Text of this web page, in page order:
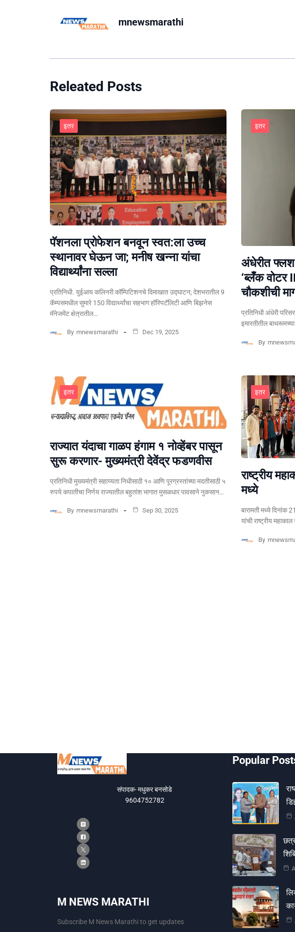
mnewsmarathi
Releated Posts
इतर
पॅशनला प्रोफेशन बनवून स्वत:ला उच्च
स्थानावर घेऊन जा; मनीष खन्ना यांचा
विद्यार्थ्यांना सल्ला
प्रतिनिधी. युईआय कलिनरी कॉम्पिटिशनचे दिमाखात उद्घाटन; देशभरातील 9
कॅम्पसमधील सुमारे 150 विद्यार्थ्यांचा सहभाग हॉस्पिटॅलिटी आणि बिझनेस
मॅनेजमेंट क्षेत्रातील…
By mnewsmarathi Dec 19, 2025
इतर
अंधेरीत
‘ब्लँक वोटर
चौकशीची
प्रतिनिधी अंधेरी
इमारतीतील
By
इतर
राज्यात यंदाचा गाळप हंगाम १ नोव्हेंबर पासून
सुरू करणार- मुख्यमंत्री देवेंद्र फडणवीस
प्रतिनिधी मुख्यमंत्री सहाय्यता निधीसाठी १० आणि पूरग्रस्तांच्या मदतीसाठी ५
रुपये कपातीचा निर्णय राज्यातील बहुतांश भागात मुसळधार पावसाने नुकसान…
By mnewsmarathi Sep 30, 2025
इतर
राष्ट्रीय
मध्ये
बारामती मध्ये दिनांक
यांची राष्ट्रीय
By
संपादक- मधुकर बनसोडे
9604752782
M NEWS MARATHI
Subscribe M News Marathi to get updates
Popular